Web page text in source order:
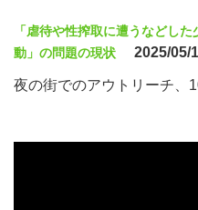
「虐待や性搾取に遭うなどし
動」の問題の現状
2025/05/
夜の街でのアウトリーチ、